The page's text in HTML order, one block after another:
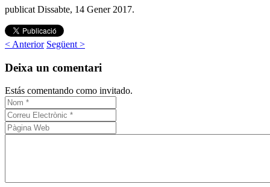
publicat Dissabte, 14 Gener 2017.
< Anterior Següent >
Deixa un comentari
Estás comentando como invitado.